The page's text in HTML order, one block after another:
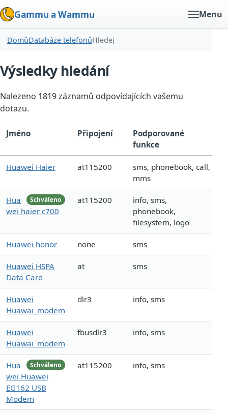
Gammu a Wammu Menu
DomůDatabáze telefonůHledej
Výsledky hledání
Nalezeno 1819 záznamů odpovídajících vašemu
dotazu.
Jméno Připojení
Podporované
funkce
Huawei Haier at115200
sms, phonebook, call,
mms
Schváleno
Hua
wei haier c700
at115200
info, sms,
phonebook,
filesystem, logo
Huawei honor none sms
Huawei HSPA
Data Card
at sms
Huawei
Huawai_modem
dlr3 info, sms
Huawei
Huawai_modem
fbusdlr3 info, sms
Schváleno
Hua
wei Huawei
EG162 USB
Modem
at115200 info, sms